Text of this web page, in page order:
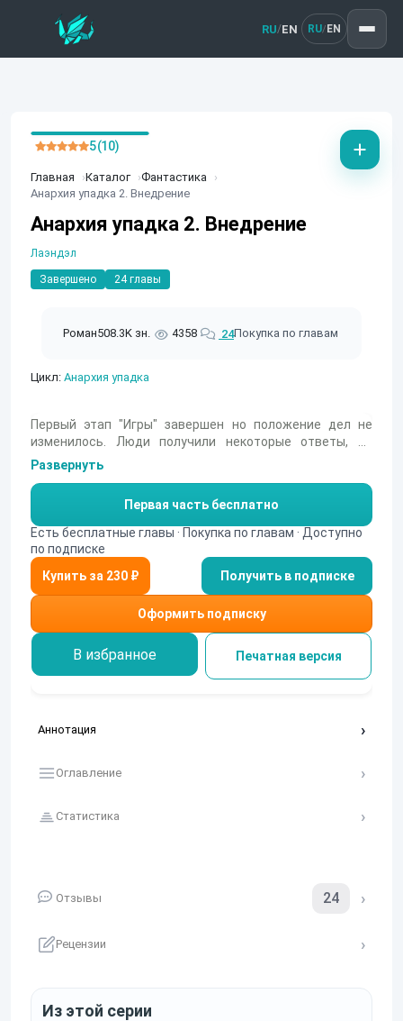
RU/EN RU/ EN
Главная Каталог
Фантастика
Анархия упадка 2. Внедрение
Анархия упадка 2. Внедрение
Лаэндэл
Завершено 24 главы
Роман508.3K зн. 4358 24Покупка по главам
Цикл: Анархия упадка
5 (10)
Первый этап "Игры" завершен но положение дел не
изменилось. Люди получили некоторые ответы, но
вопросов меньше не стало. На самом деле все только
начинается.
Развернуть
Первая часть бесплатно
Есть бесплатные главы · Покупка по главам · Доступно
по подписке
Получить в подписке
Оформить подписку
В избранное Печатная версия
Аннотация
Оглавление
Статистика
Отзывы 24
Рецензии
Из этой серии